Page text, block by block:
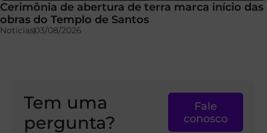
Cerimônia de abertura de terra marca início das
obras do Templo de Santos
Notícias03/08/2026
Tem uma
pergunta?
Fale
conosco